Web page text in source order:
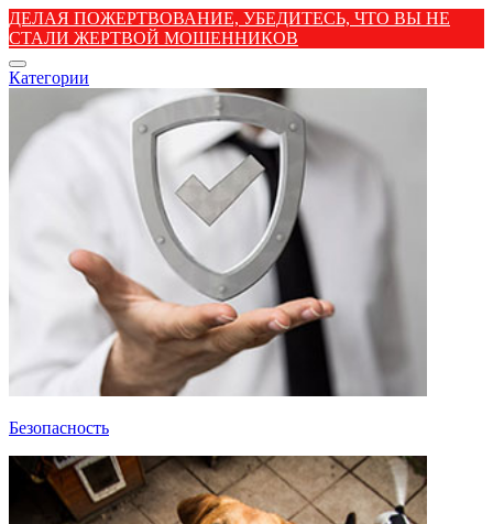
ДЕЛАЯ ПОЖЕРТВОВАНИЕ, УБЕДИТЕСЬ, ЧТО ВЫ НЕ
СТАЛИ ЖЕРТВОЙ МОШЕННИКОВ
Категории
Безопасность